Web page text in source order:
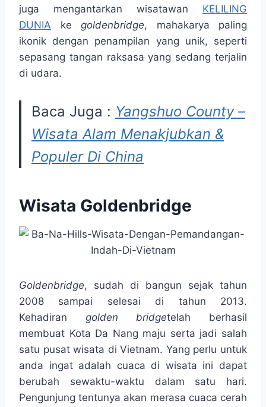
juga mengantarkan wisatawan KELILING
DUNIA ke goldenbridge, mahakarya paling
ikonik dengan penampilan yang unik, seperti
sepasang tangan raksasa yang sedang terjalin
di udara.
Baca Juga : Yangshuo County –
Wisata Alam Menakjubkan &
Populer Di China
Wisata Goldenbridge
Goldenbridge, sudah di bangun sejak tahun
2008 sampai selesai di tahun 2013.
Kehadiran golden bridgetelah berhasil
membuat Kota Da Nang maju serta jadi salah
satu pusat wisata di Vietnam. Yang perlu untuk
anda ingat adalah cuaca di wisata ini dapat
berubah sewaktu-waktu dalam satu hari.
Pengunjung tentunya akan merasa cuaca cerah